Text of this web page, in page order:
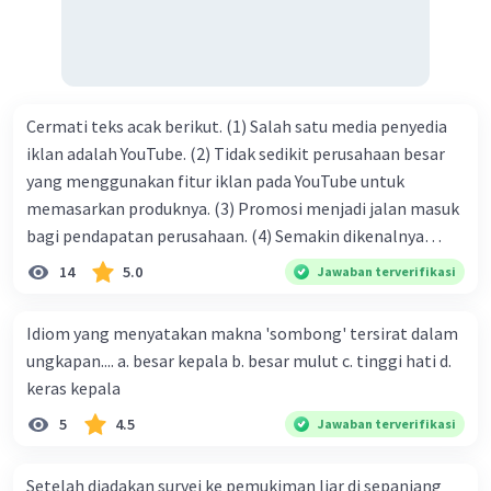
Cermati teks acak berikut. (1) Salah satu media penyedia
iklan adalah YouTube. (2) Tidak sedikit perusahaan besar
yang menggunakan fitur iklan pada YouTube untuk
memasarkan produknya. (3) Promosi menjadi jalan masuk
bagi pendapatan perusahaan. (4) Semakin dikenalnya
suatu produk oleh konsumen, semakin besar pula peluang
perusahaan kepada konsumen. Urutan yang tepat agar
menjadi teks eksposisi yang padu adalah .... A. (1)-(2)-(3)-
(4)-(5) B. (2)-(1)-(3)-(4)-(5) C. (3)-(1)-(2)-(5)-(4) D. (3)-(5)-
(4)-(1)-(2) E. (5)-(1)-(3)-(4)-(2)
14 5.0 Jawaban terverifikasi
Idiom yang menyatakan makna 'sombong' tersirat dalam
ungkapan.... a. besar kepala b. besar mulut c. tinggi hati d.
keras kepala
5 4.5 Jawaban terverifikasi
Setelah diadakan survei ke pemukiman liar di sepanjang